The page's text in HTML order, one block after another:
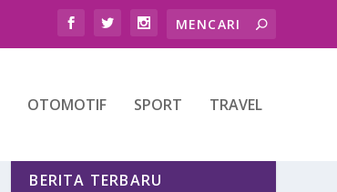
OTOMOTIF SPORT TRAVEL
BERITA TERBARU